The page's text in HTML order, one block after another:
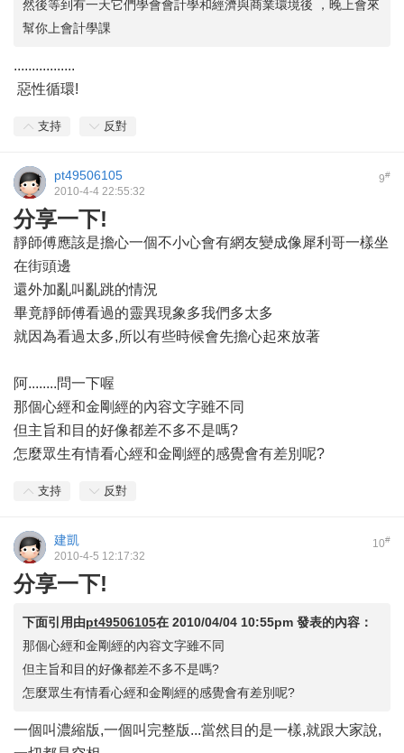
然後等到有一天它們學會會計學和經濟與商業環境後 ，晚上會來
幫你上會計學課
.................
惡性循環!
支持 反對
9#
pt49506105
2010-4-4 22:55:32
分享一下!
靜師傅應該是擔心一個不小心會有網友變成像犀利哥一樣坐
在街頭邊
還外加亂叫亂跳的情況
畢竟靜師傅看過的靈異現象多我們多太多
就因為看過太多,所以有些時候會先擔心起來放著
阿........問一下喔
那個心經和金剛經的內容文字雖不同
但主旨和目的好像都差不多不是嗎?
怎麼眾生有情看心經和金剛經的感覺會有差別呢?
支持 反對
10#
建凱
2010-4-5 12:17:32
分享一下!
下面引用由pt49506105在 2010/04/04 10:55pm 發表的內容：
那個心經和金剛經的內容文字雖不同
但主旨和目的好像都差不多不是嗎?
怎麼眾生有情看心經和金剛經的感覺會有差別呢?
一個叫濃縮版,一個叫完整版...當然目的是一樣,就跟大家說,